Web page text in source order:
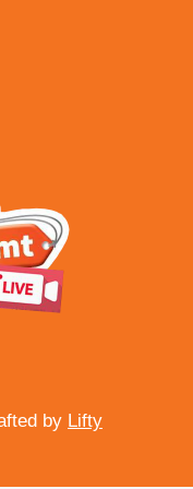
by Lifty